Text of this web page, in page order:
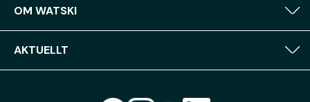
OM WATSKI
AKTUELLT